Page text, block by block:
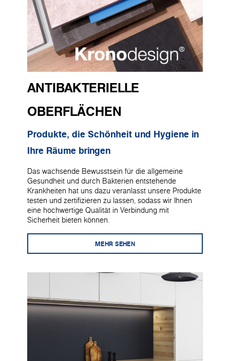
ANTIBAKTERIELLE
OBERFLÄCHEN
Produkte, die Schönheit und Hygiene in
Ihre Räume bringen
Das wachsende Bewusstsein für die allgemeine
Gesundheit und durch Bakterien entstehende
Krankheiten hat uns dazu veranlasst unsere Produkte
testen und zertifizieren zu lassen, sodass wir Ihnen
eine hochwertige Qualität in Verbindung mit
Sicherheit bieten können.
MEHR SEHEN